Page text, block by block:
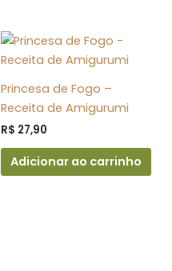
Princesa de Fogo –
Receita de Amigurumi
R$ 27,90
Adicionar ao carrinho